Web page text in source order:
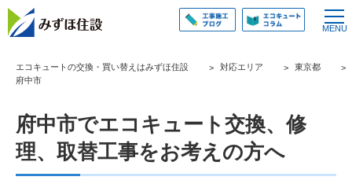
エコキュートの交換・買い替えはみずほ住設 対応エリア
東京都
府中市
府中市でエコキュート交換、修
理、取替工事をお考えの方へ